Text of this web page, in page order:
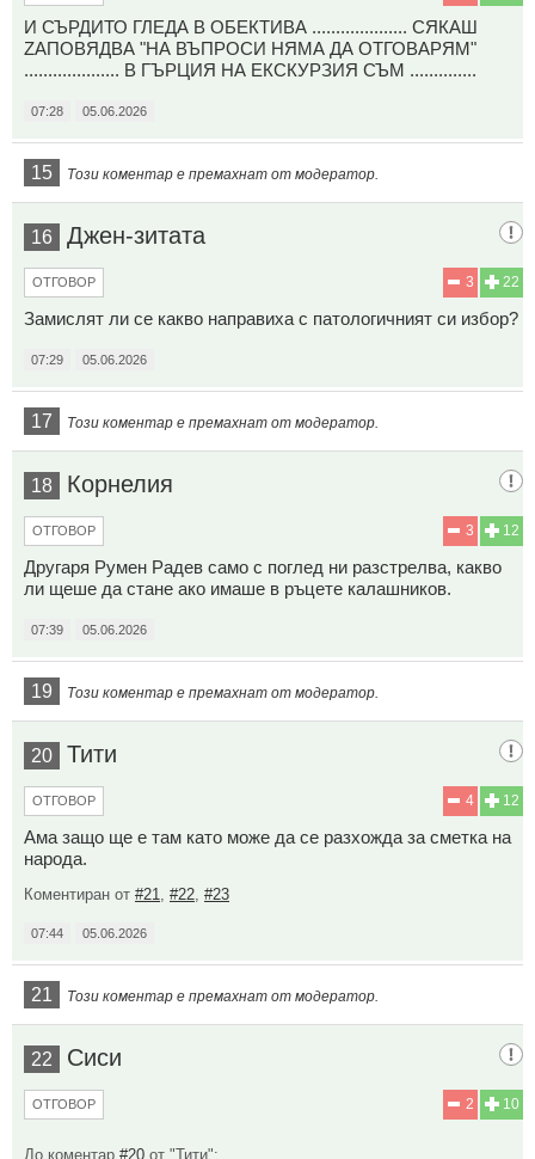
И СЪРДИТО ГЛЕДА В ОБЕКТИВА .................... СЯКАШ
ZAПОВЯДВА "НА ВЪПРОСИ НЯМА ДА ОТГОВАРЯМ"
.................... В ГЪРЦИЯ НА ЕКСКУРЗИЯ СЪМ ..............
07:28 05.06.2026
15 Този коментар е премахнат от модератор.
16 Джен-зитата
22
3
ОТГОВОР
Замислят ли се какво направиха с патологичният си избор?
07:29 05.06.2026
17 Този коментар е премахнат от модератор.
18 Корнелия
12
3
ОТГОВОР
Другаря Румен Радев само с поглед ни разстрелва, какво
ли щеше да стане ако имаше в ръцете калашников.
07:39 05.06.2026
19 Този коментар е премахнат от модератор.
20 Тити
12
4
ОТГОВОР
Ама защо ще е там като може да се разхожда за сметка на
народа.
Коментиран от #21 #22 #23
07:44 05.06.2026
21 Този коментар е премахнат от модератор.
22 Сиси
10
2
ОТГОВОР
До коментар #20 от "Тити":